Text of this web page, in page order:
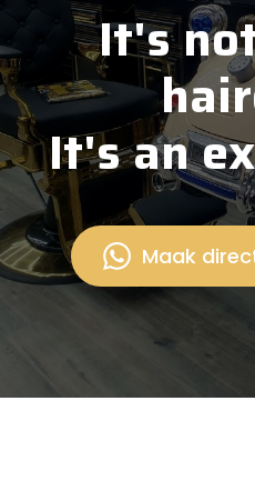
It's
It's an
Maak